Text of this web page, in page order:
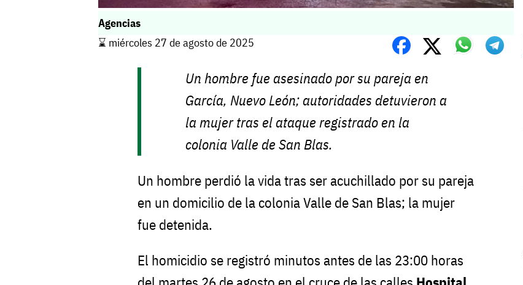
Agencias
⌛️ miércoles 27 de agosto de 2025
Un hombre fue asesinado por su pareja en
García, Nuevo León; autoridades detuvieron a
la mujer tras el ataque registrado en la
colonia Valle de San Blas.
Un hombre perdió la vida tras ser acuchillado por su pareja
en un domicilio de la colonia Valle de San Blas; la mujer
fue detenida.
El homicidio se registró minutos antes de las 23:00 horas